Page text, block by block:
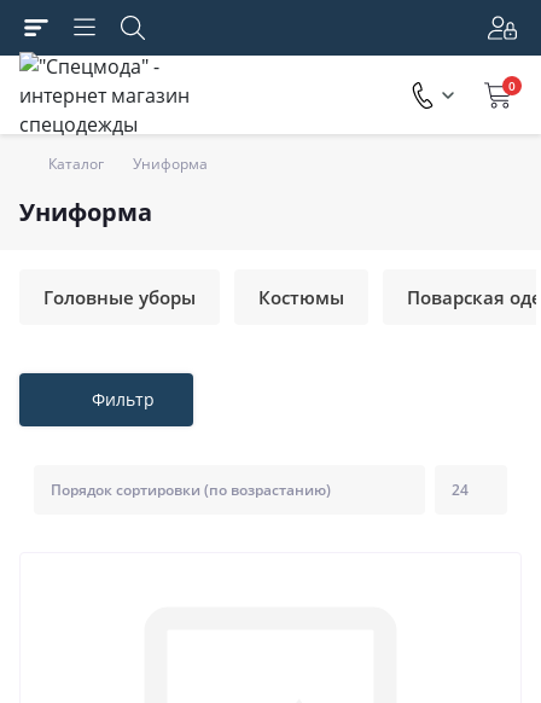
0
Каталог Униформа
Униформа
Головные уборы Костюмы Поварская
Фильтр